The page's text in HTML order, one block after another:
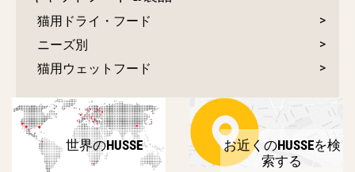
猫用ドライ・フード
ニーズ別
猫用ウェットフード
世界のHUSSE
お近くのHUSSEを検
索する